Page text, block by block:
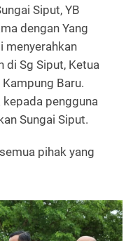
Siput, YB
dengan Yang
menyerahkan
di Sg Siput, Ketua
Baru.
kepada pengguna
Sungai Siput.
pihak yang